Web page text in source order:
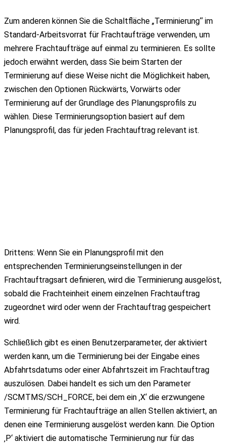
Zum anderen können Sie die Schaltfläche „Terminierung“ im
Standard-Arbeitsvorrat für Frachtaufträge verwenden, um
mehrere Frachtaufträge auf einmal zu terminieren. Es sollte
jedoch erwähnt werden, dass Sie beim Starten der
Terminierung auf diese Weise nicht die Möglichkeit haben,
zwischen den Optionen Rückwärts, Vorwärts oder
Terminierung auf der Grundlage des Planungsprofils zu
wählen. Diese Terminierungsoption basiert auf dem
Planungsprofil, das für jeden Frachtauftrag relevant ist.
Drittens: Wenn Sie ein Planungsprofil mit den
entsprechenden Terminierungseinstellungen in der
Frachtauftragsart definieren, wird die Terminierung ausgelöst,
sobald die Frachteinheit einem einzelnen Frachtauftrag
zugeordnet wird oder wenn der Frachtauftrag gespeichert
wird.
Schließlich gibt es einen Benutzerparameter, der aktiviert
werden kann, um die Terminierung bei der Eingabe eines
Abfahrtsdatums oder einer Abfahrtszeit im Frachtauftrag
auszulösen. Dabei handelt es sich um den Parameter
/SCMTMS/SCH_FORCE, bei dem ein ‚X‘ die erzwungene
Terminierung für Frachtaufträge an allen Stellen aktiviert, an
denen eine Terminierung ausgelöst werden kann. Die Option
‚P‘ aktiviert die automatische Terminierung nur für das